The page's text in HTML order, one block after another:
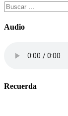
Buscar:
Audio
Recuerda